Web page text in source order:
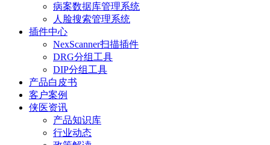
病案数据库管理系统
人脸搜索管理系统
插件中心
NexScanner扫描插件
DRG分组工具
DIP分组工具
产品白皮书
客户案例
侠医资讯
产品知识库
行业动态